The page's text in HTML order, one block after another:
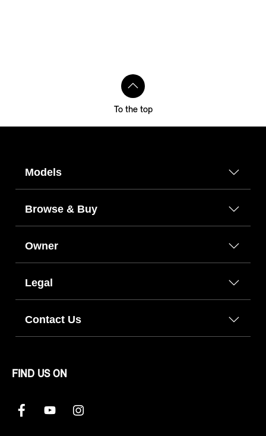
To the top
Models
Browse & Buy
Owner
Legal
Contact Us
FIND US ON